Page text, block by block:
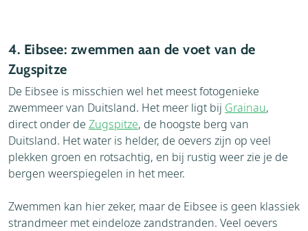
4. Eibsee: zwemmen aan de voet van de
Zugspitze
De Eibsee is misschien wel het meest fotogenieke
zwemmeer van Duitsland. Het meer ligt bij Grainau,
direct onder de Zugspitze, de hoogste berg van
Duitsland. Het water is helder, de oevers zijn op veel
plekken groen en rotsachtig, en bij rustig weer zie je de
bergen weerspiegelen in het meer.
Zwemmen kan hier zeker, maar de Eibsee is geen klassiek
strandmeer met eindeloze zandstranden. Veel oevers